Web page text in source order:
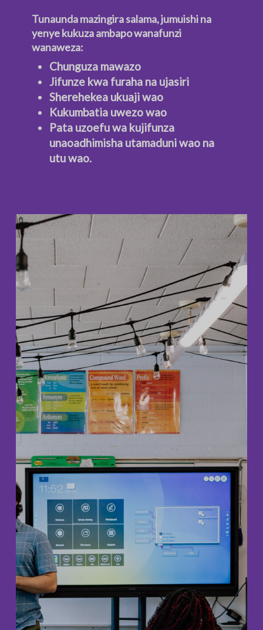
Tunaunda mazingira salama, jumuishi na
yenye kukuza ambapo wanafunzi
wanaweza:
Chunguza mawazo
Jifunze kwa furaha na ujasiri
Sherehekea ukuaji wao
Kukumbatia uwezo wao
Pata uzoefu wa kujifunza
unaoadhimisha utamaduni wao na
utu wao.